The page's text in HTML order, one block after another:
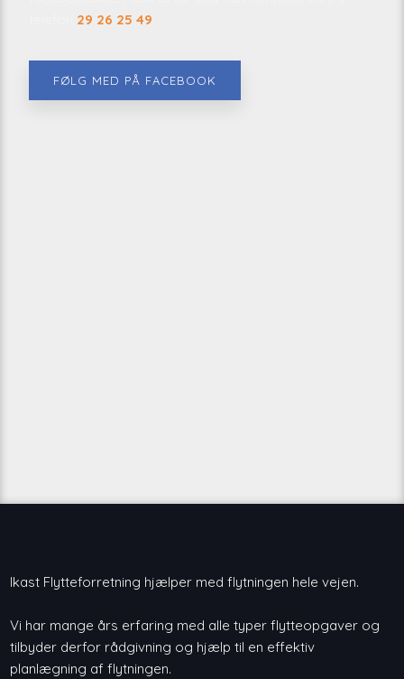
29 26 25 49
FØLG MED PÅ FACEBOOK
Ikast Flytteforretning hjælper med flytningen hele vejen.
Vi har mange års erfaring med alle typer flytteopgaver og
tilbyder derfor rådgivning og hjælp til en effektiv
planlægning af flytningen.